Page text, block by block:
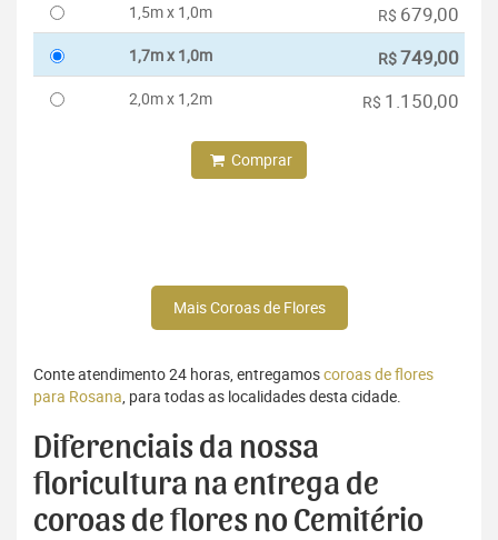
1,5m x 1,0m
R$ 679,00
1,7m x 1,0m R$749,00
2,0m x 1,2m R$ 1.150,00
Comprar
Mais Coroas de Flores
Conte atendimento 24 horas, entregamoscoroas de flores
para Rosana, para todas as localidades desta cidade.
Diferenciais da nossa
floricultura na entrega de
coroas de flores no Cemitério